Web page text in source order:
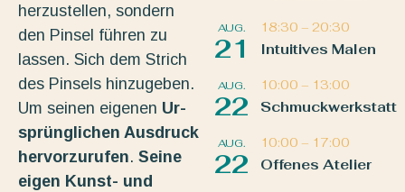
herzustellen, sondern
den Pinsel führen zu
lassen. Sich dem Strich
des Pinsels hinzugeben.
Um seinen eigenen Ur-
sprünglichen Ausdruck
hervorzurufen. Seine
eigen Kunst- und
AUG.
21
18:30 – 20:30
Intuitives Malen
AUG.
22
10:00 – 13:00
Schmuckwerkstatt
AUG.
22
10:00 – 17:00
Offenes Atelier